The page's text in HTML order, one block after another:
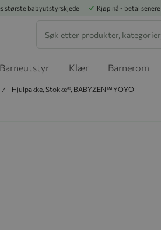
største babyutstyrskjede Kjøp nå - betal senere
Barneutstyr Klær Barnerom
Hjulpakke, Stokke®, BABYZEN™ YOYO